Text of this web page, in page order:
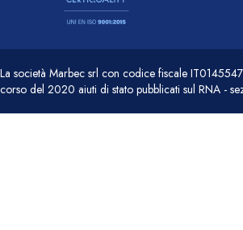
La società Marbec srl con codice fiscale
corso del 2020 aiuti di stato pubblicati sul RNA -